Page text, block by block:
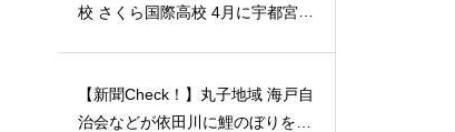
校 さくら国際高校 4月に宇都宮動
【新聞Check！】丸子地域 海戸自
治会などが依田川に鯉のぼりを掲